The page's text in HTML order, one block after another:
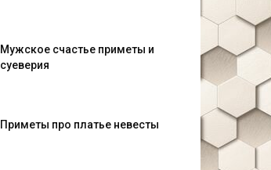
Мужское счастье приметы и
суеверия
Приметы про платье невесты